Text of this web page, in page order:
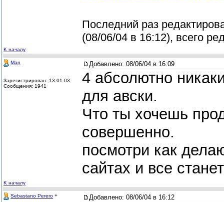
Последний раз
(08/06/04 в 16:12), всего
K началу
Man
Зарегистрирован: 13.01.03
Сообщения: 1941
Добавлено: 08/06/04 в 16:09
4 абсолютно
для авски.
Что ты хочешь
совершенно.
посмотри как
сайтах и все
K началу
Sebastano Perero + Добавлено: 08/06/04 в 16:12